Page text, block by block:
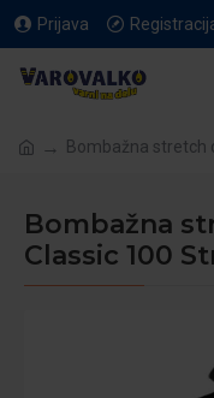
Prijava
Bombažna stretch
Bombažna
Classic 100